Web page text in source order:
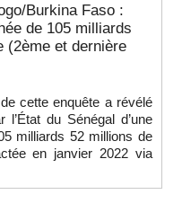
Burkina Faso :
de 105 milliards
(2ème et dernière
cette enquête a révélé
l’État du Sénégal d’une
milliards 52 millions de
en janvier 2022 via